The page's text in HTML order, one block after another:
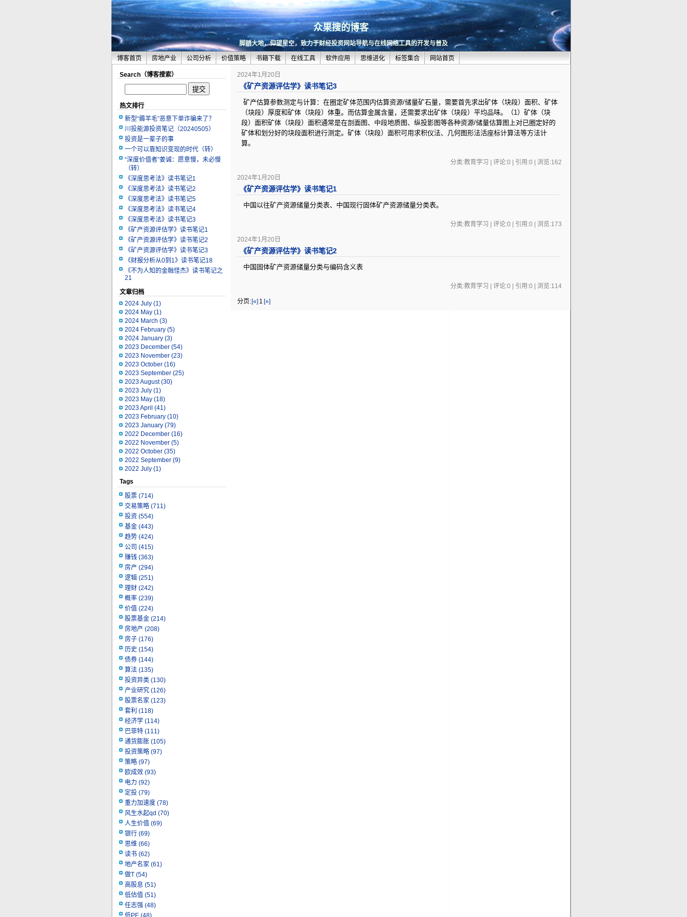
众果搜的博客
脚踏大地，仰望星空，致力于财经投资网站导航与在线网络工具的开发与普及
博客首页 房地产业 公司分析 价值策略 书籍下载 在线工具 软件应用 思维进化 标签集合 网站首页
Search（博客搜索）
热文排行
新型“薅羊毛”恶意下单诈骗来了？
川投能源投资笔记（20240505）
投资是一辈子的事
一个可以靠知识变现的时代（转）
“深度价值者”姜诚：愿意慢，未必慢
（转）
《深度思考法》读书笔记1
《深度思考法》读书笔记2
《深度思考法》读书笔记5
《深度思考法》读书笔记4
《深度思考法》读书笔记3
《矿产资源评估学》读书笔记1
《矿产资源评估学》读书笔记2
《矿产资源评估学》读书笔记3
《财报分析从0到1》读书笔记18
《不为人知的金融怪杰》读书笔记之
21
文章归档
2024 July (1)
2024 May (1)
2024 March (3)
2024 February (5)
2024 January (3)
2023 December (54)
2023 November (23)
2023 October (16)
2023 September (25)
2023 August(30)
2023 July (1)
2023 May (18)
2023 April (41)
2023 February (10)
2023 January (79)
2022 December (16)
2022 November (5)
2022 October (35)
2022 September (9)
2022 July (1)
Tags
股票 (714)
交易策略 (711)
投资 (554)
基金 (443)
趋势 (424)
公司 (415)
赚钱 (363)
房产 (294)
逻辑 (251)
理财 (242)
概率 (239)
价值 (224)
股票基金 (214)
房地产 (208)
房子 (176)
历史 (154)
债券 (144)
算法 (135)
投资异类 (130)
产业研究 (126)
股票名家 (123)
套利 (118)
经济学 (114)
巴菲特 (111)
通货膨胀 (105)
投资策略 (97)
策略 (97)
欧成效 (93)
电力 (92)
定投 (79)
重力加速度 (78)
风生水起qd (70)
人生价值 (69)
银行 (69)
思维 (66)
读书 (62)
地产名家 (61)
做T (54)
高股息 (51)
低估值 (51)
任志强 (48)
低PE (48)
2024年1月20日
《矿产资源评估学》读书笔记3
矿产估算参数测定与计算：在圈定矿体范围内估算资源/储量矿石量，需要首先求出矿体（块段）面积、矿体
（块段）厚度和矿体（块段）体重。而估算金属含量，还需要求出矿体（块段）平均品味。（1）矿体（块
段）面积矿体（块段）面积通常是在剖面图、中段地质图、纵投影图等各种资源/储量估算图上对已圈定好的
矿体和划分好的块段面积进行测定。矿体（块段）面积可用求积仪法、几何图形法活座标计算法等方法计
算。
分类:教育学习 | 评论:0 | 引用:0 | 浏览:162
2024年1月20日
《矿产资源评估学》读书笔记1
中国以往矿产资源储量分类表、中国现行固体矿产资源储量分类表。
分类:教育学习 | 评论:0 | 引用:0 | 浏览:173
2024年1月20日
《矿产资源评估学》读书笔记2
中国固体矿产资源储量分类与编码含义表
分类:教育学习 | 评论:0 | 引用:0 | 浏览:114
分页:[«] 1 [»]